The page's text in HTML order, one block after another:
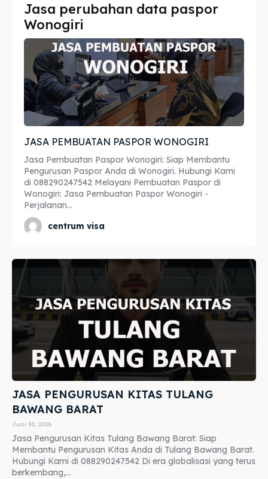
Imta
Legalisir
Apostille
Penerjemah
Asuransi
Imta
Legalisir
Apostille
Penerjemah
Asuransi
Jasa perubahan data paspor
Wonogiri
JASA PEMBUATAN PASPOR WONOGIRI
Jasa Pembuatan Paspor Wonogiri: Siap Membantu
Pengurusan Paspor Anda di Wonogiri. Hubungi Kami
di 088290247542 Melayani Pembuatan Paspor di
Wonogiri: Jasa Pembuatan Paspor Wonogiri -
Perjalanan...
centrum visa
JASA PENGURUSAN KITAS TULANG
BAWANG BARAT
Juni 30, 2026
Jasa Pengurusan Kitas Tulang Bawang Barat: Siap
Membantu Pengurusan Kitas Anda di Tulang Bawang Barat.
Hubungi Kami di 088290247542 Di era globalisasi yang terus
berkembang,...